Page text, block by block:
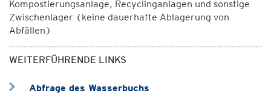
Kompostierungsanlage, Recyclinganlagen und sonstige
Zwischenlager (keine dauerhafte Ablagerung von
Abfällen)
WEITERFÜHRENDE LINKS
Abfrage des Wasserbuchs